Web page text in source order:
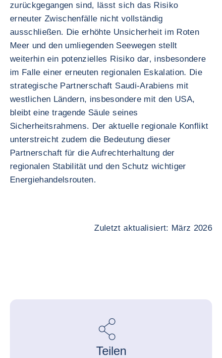
zurückgegangen sind, lässt sich das Risiko
erneuter Zwischenfälle nicht vollständig
ausschließen. Die erhöhte Unsicherheit im Roten
Meer und den umliegenden Seewegen stellt
weiterhin ein potenzielles Risiko dar, insbesondere
im Falle einer erneuten regionalen Eskalation. Die
strategische Partnerschaft Saudi-Arabiens mit
westlichen Ländern, insbesondere mit den USA,
bleibt eine tragende Säule seines
Sicherheitsrahmens. Der aktuelle regionale Konflikt
unterstreicht zudem die Bedeutung dieser
Partnerschaft für die Aufrechterhaltung der
regionalen Stabilität und den Schutz wichtiger
Energiehandelsrouten.
Zuletzt aktualisiert: März 2026
Teilen